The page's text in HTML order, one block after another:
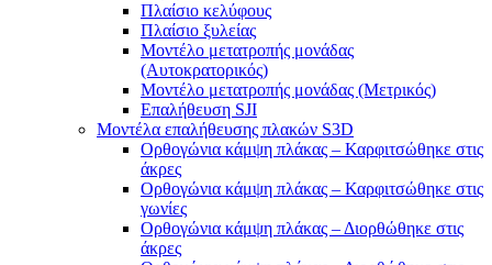
Πλαίσιο κελύφους
Πλαίσιο ξυλείας
Μοντέλο μετατροπής μονάδας
(Αυτοκρατορικός)
Μοντέλο μετατροπής μονάδας (Μετρικός)
Επαλήθευση SJI
Μοντέλα επαλήθευσης πλακών S3D
Ορθογώνια κάμψη πλάκας – Καρφιτσώθηκε στις
άκρες
Ορθογώνια κάμψη πλάκας – Καρφιτσώθηκε στις
γωνίες
Ορθογώνια κάμψη πλάκας – Διορθώθηκε στις
άκρες